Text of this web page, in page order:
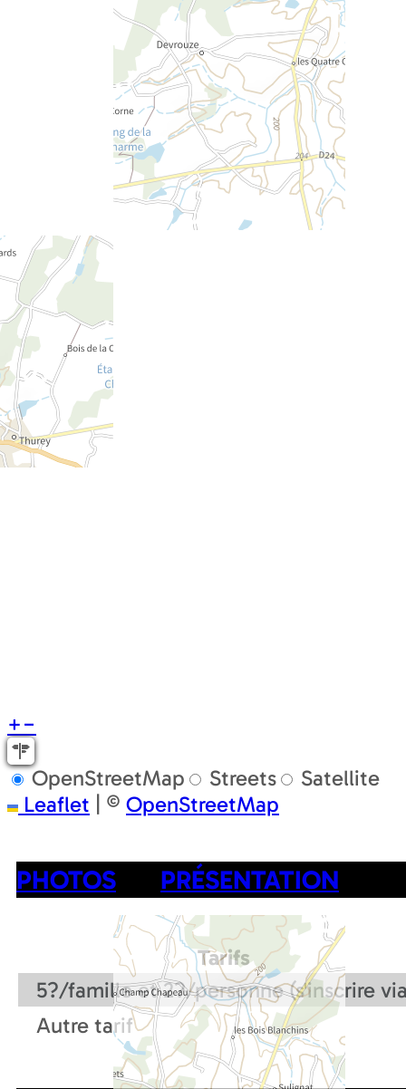
+−
OpenStreetMap Streets
Satellite
Leaflet | © OpenStreetMap
PHOTOS PRÉSENTATION
Tarifs
5?/famille et 2?/personne (s'inscrire
Autre tarif